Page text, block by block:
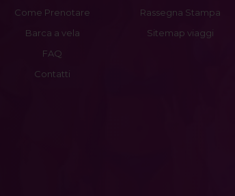
Come Prenotare
Barca a vela
FAQ
Contatti
Rassegna Stampa
Sitemap viaggi